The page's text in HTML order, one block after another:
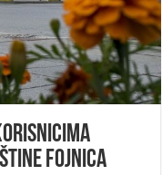
Fojnica